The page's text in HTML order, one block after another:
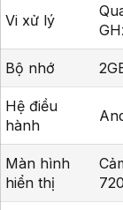
Vi xử lý
Bộ nhớ
Hệ điều
hành
Màn hình
hiển thị